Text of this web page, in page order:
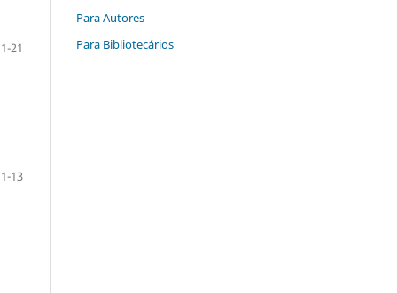
21
13
Para Autores
Para Bibliotecários